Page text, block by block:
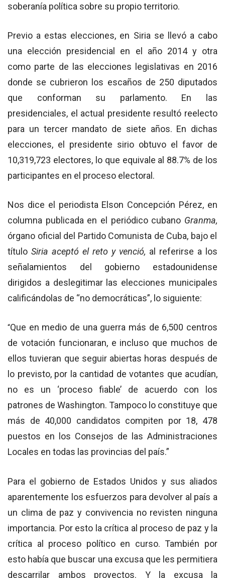
soberanía política sobre su propio territorio.
Previo a estas elecciones, en Siria se llevó a cabo
una elección presidencial en el año 2014 y otra
como parte de las elecciones legislativas en 2016
donde se cubrieron los escaños de 250 diputados
que conforman su parlamento. En las
presidenciales, el actual presidente resultó reelecto
para un tercer mandato de siete años. En dichas
elecciones, el presidente sirio obtuvo el favor de
10,319,723 electores, lo que equivale al 88.7% de los
participantes en el proceso electoral.
Nos dice el periodista Elson Concepción Pérez, en
columna publicada en el periódico cubano Granma,
órgano oficial del Partido Comunista de Cuba, bajo el
título Siria aceptó el reto y venció, al referirse a los
señalamientos del gobierno estadounidense
dirigidos a deslegitimar las elecciones municipales
calificándolas de “no democráticas”, lo siguiente:
“Que en medio de una guerra más de 6,500 centros
de votación funcionaran, e incluso que muchos de
ellos tuvieran que seguir abiertas horas después de
lo previsto, por la cantidad de votantes que acudían,
no es un ‘proceso fiable’ de acuerdo con los
patrones de Washington. Tampoco lo constituye que
más de 40,000 candidatos compiten por 18, 478
puestos en los Consejos de las Administraciones
Locales en todas las provincias del país.”
Para el gobierno de Estados Unidos y sus aliados
aparentemente los esfuerzos para devolver al país a
un clima de paz y convivencia no revisten ninguna
importancia. Por esto la crítica al proceso de paz y la
crítica al proceso político en curso. También por
esto había que buscar una excusa que les permitiera
descarrilar ambos proyectos. Y la excusa la